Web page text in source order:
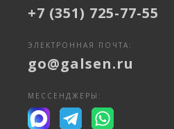
+7 (351) 725-77-55
ЭЛЕКТРОННАЯ ПОЧТА:
go@galsen.ru
МЕССЕНДЖЕРЫ: